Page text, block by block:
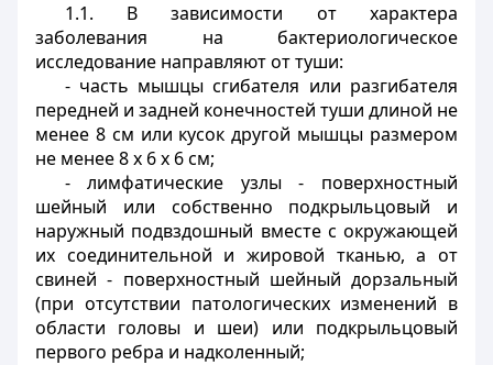
1.1. В зависимости от характера
заболевания на бактериологическое
исследование направляют от туши:
- часть мышцы сгибателя или разгибателя
передней и задней конечностей туши длиной не
менее 8 см или кусок другой мышцы размером
не менее 8 x 6 x 6 см;
- лимфатические узлы - поверхностный
шейный или собственно подкрыльцовый и
наружный подвздошный вместе с окружающей
их соединительной и жировой тканью, а от
свиней - поверхностный шейный дорзальный
(при отсутствии патологических изменений в
области головы и шеи) или подкрыльцовый
первого ребра и надколенный;